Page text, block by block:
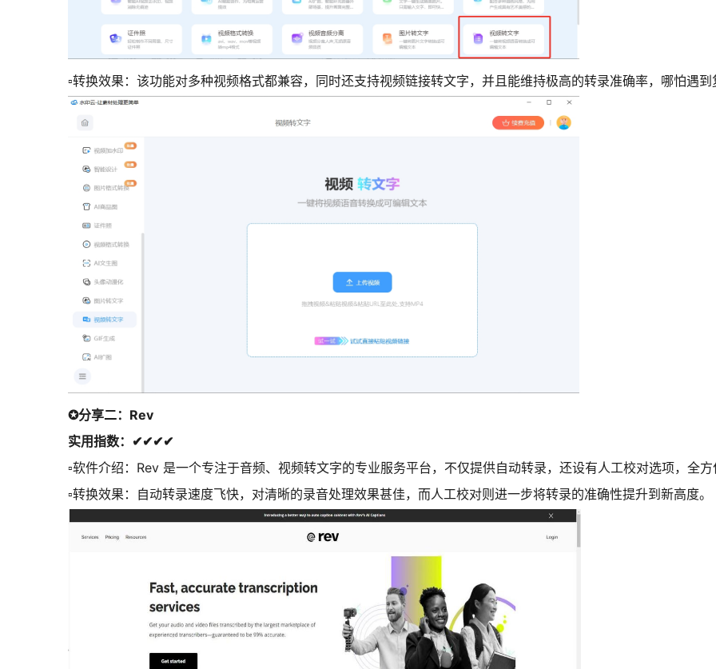
▫转换效果：该功能对多种视频格式都兼容，同时还支持视频链接转文字，并且能维持极高的转录准确率，哪怕遇到
✪分享二：Rev
实用指数：✔✔✔✔
▫软件介绍：Rev 是一个专注于音频、视频转文字的专业服务平台，不仅提供自动转录，还设有人工校对选项，全方
▫转换效果：自动转录速度飞快，对清晰的录音处理效果甚佳，而人工校对则进一步将转录的准确性提升到新高度。